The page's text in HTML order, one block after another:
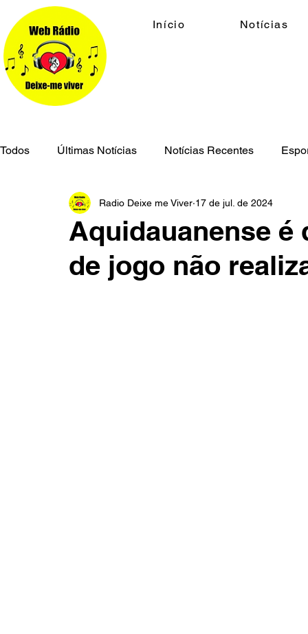
Início Notícias
Todos Últimas Notícias Notícias Recentes
Economia Cidades Meio Ambiente
Segurança Pública
Aquidauanense é
de jogo não
Radio Deixe me Viver 17 de jul. de 2024